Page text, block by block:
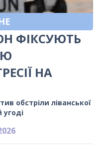
ФІКСУЮТЬ
НА
обстріли ліванської
угоді